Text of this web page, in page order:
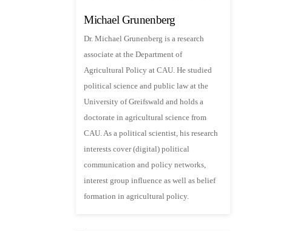
Michael Grunenberg
Dr. Michael Grunenberg is a research
associate at the Department of
Agricultural Policy at CAU. He studied
political science and public law at the
University of Greifswald and holds a
doctorate in agricultural science from
CAU. As a political scientist, his research
interests cover (digital) political
communication and policy networks,
interest group influence as well as belief
formation in agricultural policy.